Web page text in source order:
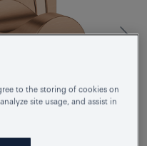
to the storing of cookies on
site usage, and assist in